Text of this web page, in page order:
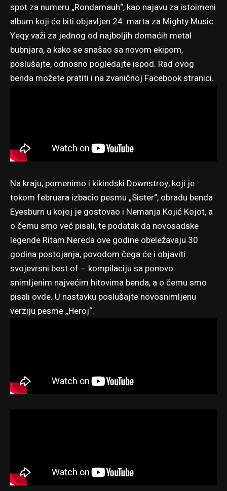
spot za numeru „Rondamauh“, kao najavu za istoimeni
album koji će biti objavljen 24. marta za Mighty Music.
Yeqy važi za jednog od najboljih domaćih metal
bubnjara, a kako se snašao sa novom ekipom,
poslušajte, odnosno pogledajte ispod. Rad ovog
benda možete pratiti i na zvaničnoj Facebook stranici.
Na kraju, pomenimo i kikindski Downstroy, koji je
tokom februara izbacio pesmu „Sister“, obradu benda
Eyesburn u kojoj je gostovao i Nemanja Kojić Kojot, a
o čemu smo već pisali, te podatak da novosadske
legende Ritam Nereda ove godine obeležavaju 30
godina postojanja, povodom čega će i objaviti
svojevrsni best of – kompilaciju sa ponovo
snimljenim najvećim hitovima benda, a o čemu smo
pisali ovde. U nastavku poslušajte novosnimljenu
verziju pesme „Heroj“.